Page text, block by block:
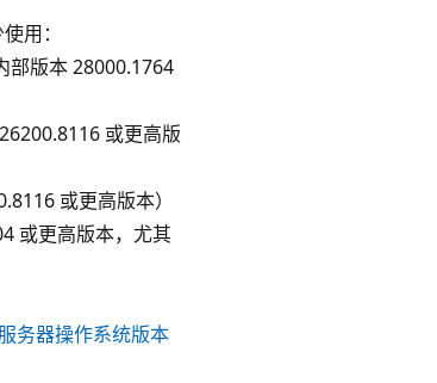
用：
部版本 28000.1764
或更高版
或更高版本）
或更高版本，尤其
务器操作系统版本